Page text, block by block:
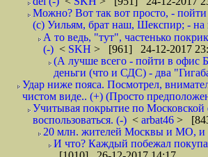
Можно? Вот так вот просто, - пойти
(с) Уильям, брат наш, Шекспир; - на
А то ведь, "тут", частенько
(-) < SKH > [961] 24-12-2017
(А лучше всего - пойти в офис
деньги (что и СДС) - два
Удар ниже пояса. Посмотрел,
чистом виде.. (+) (Просто
Учитывая покрытие по Московской
воспользоваться. (-) < arbat46 >
20 млн. жителей Москвы и МО, и
И что? Каждый побежал